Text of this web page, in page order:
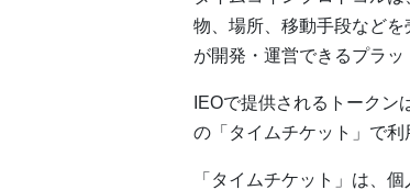
物、場所、移動手段など
が開発・運営できるプラッ
IEOで提供されるトーク
の「タイムチケット」で利
「タイムチケット」は、